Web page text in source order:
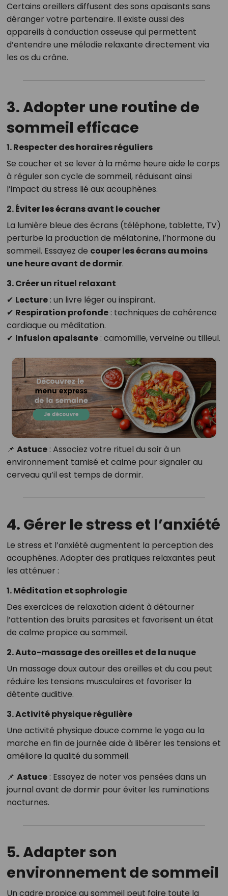
Certains oreillers diffusent des sons apaisants sans
déranger votre partenaire. Il existe aussi des
appareils à conduction osseuse qui permettent
d’entendre une mélodie relaxante directement via
les os du crâne.
3. Adopter une routine de
sommeil efficace
1. Respecter des horaires réguliers
Se coucher et se lever à la même heure aide le corps
à réguler son cycle de sommeil, réduisant ainsi
l’impact du stress lié aux acouphènes.
2. Éviter les écrans avant le coucher
La lumière bleue des écrans (téléphone, tablette, TV)
perturbe la production de mélatonine, l’hormone du
sommeil. Essayez de couper les écrans au moins
une heure avant de dormir.
3. Créer un rituel relaxant
✔ Lecture: un livre léger ou inspirant.
✔ Respiration profonde: techniques de cohérence
cardiaque ou méditation.
✔ Infusion apaisante: camomille, verveine ou tilleul.
📌 Astuce: Associez votre rituel du soir à un
environnement tamisé et calme pour signaler au
cerveau qu’il est temps de dormir.
4. Gérer le stress et l’anxiété
Le stress et l’anxiété augmentent la perception des
acouphènes. Adopter des pratiques relaxantes peut
les atténuer :
1. Méditation et sophrologie
Des exercices de relaxation aident à détourner
l’attention des bruits parasites et favorisent un état
de calme propice au sommeil.
2. Auto-massage des oreilles et de la nuque
Un massage doux autour des oreilles et du cou peut
réduire les tensions musculaires et favoriser la
détente auditive.
3. Activité physique régulière
Une activité physique douce comme le yoga ou la
marche en fin de journée aide à libérer les tensions et
améliore la qualité du sommeil.
📌 Astuce: Essayez de noter vos pensées dans un
journal avant de dormir pour éviter les ruminations
nocturnes.
5. Adapter son
environnement de sommeil
Un cadre propice au sommeil peut faire toute la